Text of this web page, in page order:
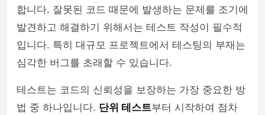
합니다. 잘못된 코드 때문에 발생하는 문제를 조기에
발견하고 해결하기 위해서는 테스트 작성이 필수적
입니다. 특히 대규모 프로젝트에서 테스팅의 부재는
심각한 버그를 초래할 수 있습니다.
테스트는 코드의 신뢰성을 보장하는 가장 중요한 방
법 중 하나입니다. 단위 테스트부터 시작하여 점차